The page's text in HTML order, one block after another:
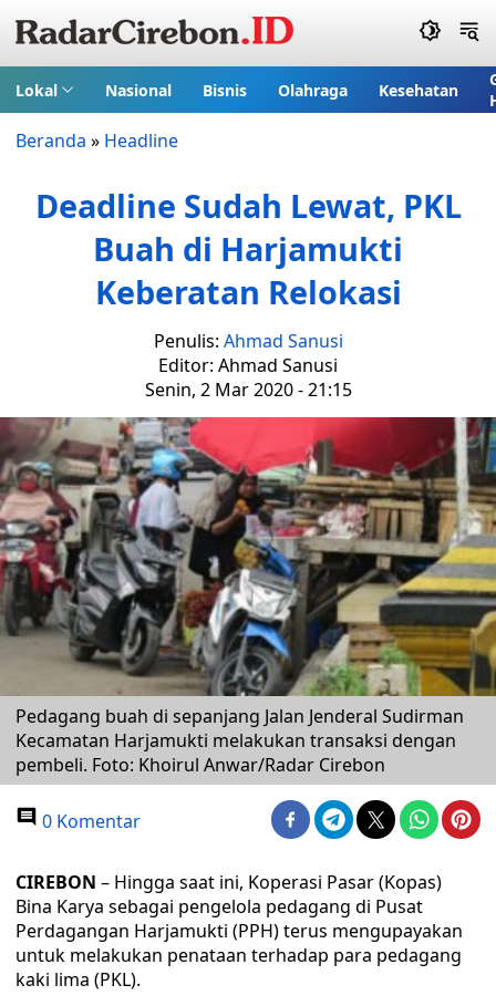
Lokal Nasional Bisnis Olahraga Kesehatan
Beranda » Headline
Deadline Sudah Lewat, PKL
Buah di Harjamukti
Keberatan Relokasi
Penulis: Ahmad Sanusi
Editor: Ahmad Sanusi
Senin, 2 Mar 2020 - 21:15
Pedagang buah di sepanjang Jalan Jenderal Sudirman
Kecamatan Harjamukti melakukan transaksi dengan
pembeli. Foto: Khoirul Anwar/Radar Cirebon
0 Komentar
CIREBON – Hingga saat ini, Koperasi Pasar (Kopas)
Bina Karya sebagai pengelola pedagang di Pusat
Perdagangan Harjamukti (PPH) terus mengupayakan
untuk melakukan penataan terhadap para pedagang
kaki lima (PKL).